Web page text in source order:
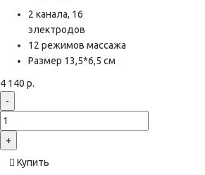
2 канала, 16
электродов
12 режимов массажа
Размер 13,5*6,5 см
4 140 р.
-
+
Купить